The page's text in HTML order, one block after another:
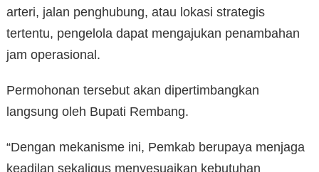
arteri, jalan penghubung, atau lokasi strategis
tertentu, pengelola dapat mengajukan penambahan
jam operasional.
Permohonan tersebut akan dipertimbangkan
langsung oleh Bupati Rembang.
“Dengan mekanisme ini, Pemkab berupaya menjaga
keadilan sekaligus menyesuaikan kebutuhan